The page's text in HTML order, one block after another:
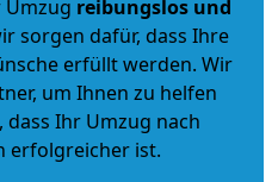
Umzug reibungslos und
sorgen dafür, dass Ihre
erfüllt werden. Wir
um Ihnen zu helfen
Ihr Umzug nach
erfolgreicher ist.